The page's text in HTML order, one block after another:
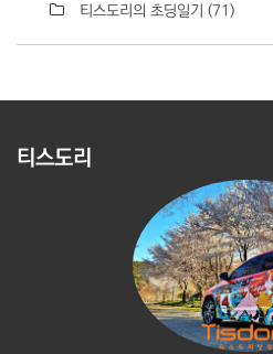
티스도리의 초딩일기 (71)
티스도리